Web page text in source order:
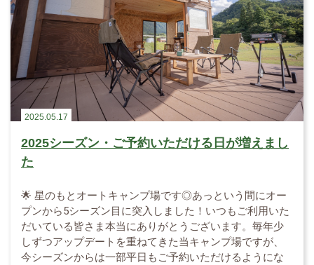
2025.05.17
2025シーズン・ご予約いただける日が増えまし
た
🌟 星のもとオートキャンプ場です◎あっという間にオー
プンから5シーズン目に突入しました！いつもご利用いた
だいている皆さま本当にありがとうございます。毎年少
しずつアップデートを重ねてきた当キャンプ場ですが、
今シーズンからは一部平日もご予約いただけるようにな